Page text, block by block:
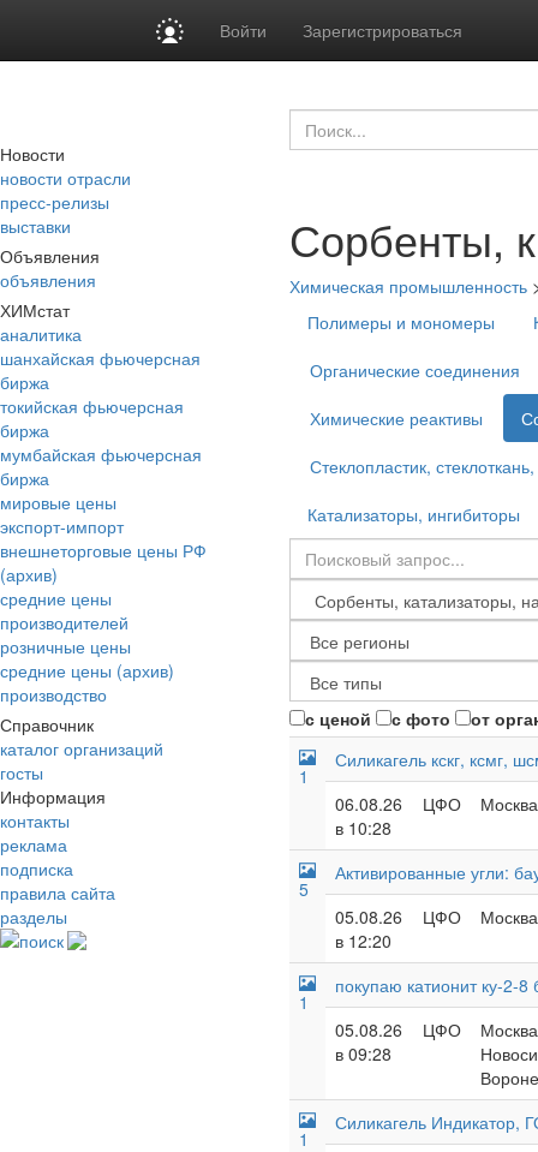
Войти Зарегистрироваться
Новости
новости отрасли
пресс-релизы
выставки
Объявления
объявления
ХИМстат
аналитика
шанхайская фьючерсная
биржа
токийская фьючерсная
биржа
мумбайская фьючерсная
биржа
мировые цены
экспорт-импорт
внешнеторговые цены РФ
(архив)
средние цены
производителей
розничные цены
средние цены (архив)
производство
Справочник
каталог организаций
госты
Информация
контакты
реклама
подписка
правила сайта
разделы
поиск
Сорбенты,
Химическая промышленность
Полимеры и мономеры
Органические соединения
Химические реактивы
Стеклопластик,
Катализаторы, ингибиторы
с ценой с фото от
1
Силикагель кскг, ксмг,
06.08.26
в 10:28
ЦФО
5
Активированные угли:
05.08.26
в 12:20
ЦФО
1
покупаю катионит ку-2-
05.08.26
в 09:28
ЦФО
1
Силикагель Индикатор,